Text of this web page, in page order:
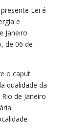
Lei é
e
Janeiro
de 06 de
o caput
qualidade da
de Janeiro